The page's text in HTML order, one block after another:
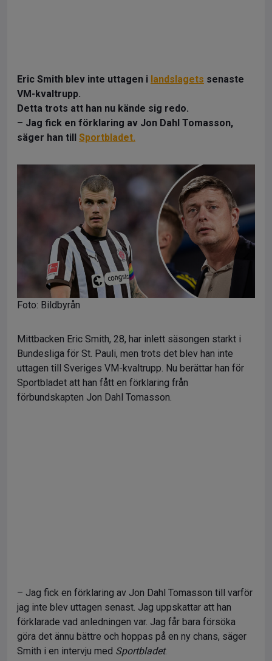
Eric Smith blev inte uttagen i landslagets senaste
VM-kvaltrupp.
Detta trots att han nu kände sig redo.
– Jag fick en förklaring av Jon Dahl Tomasson,
säger han till Sportbladet.
Foto: Bildbyrån
Mittbacken Eric Smith, 28, har inlett säsongen starkt i
Bundesliga för St. Pauli, men trots det blev han inte
uttagen till Sveriges VM-kvaltrupp. Nu berättar han för
Sportbladet att han fått en förklaring från
förbundskapten Jon Dahl Tomasson.
– Jag fick en förklaring av Jon Dahl Tomasson till varför
jag inte blev uttagen senast. Jag uppskattar att han
förklarade vad anledningen var. Jag får bara försöka
göra det ännu bättre och hoppas på en ny chans, säger
Smith i en intervju med Sportbladet.